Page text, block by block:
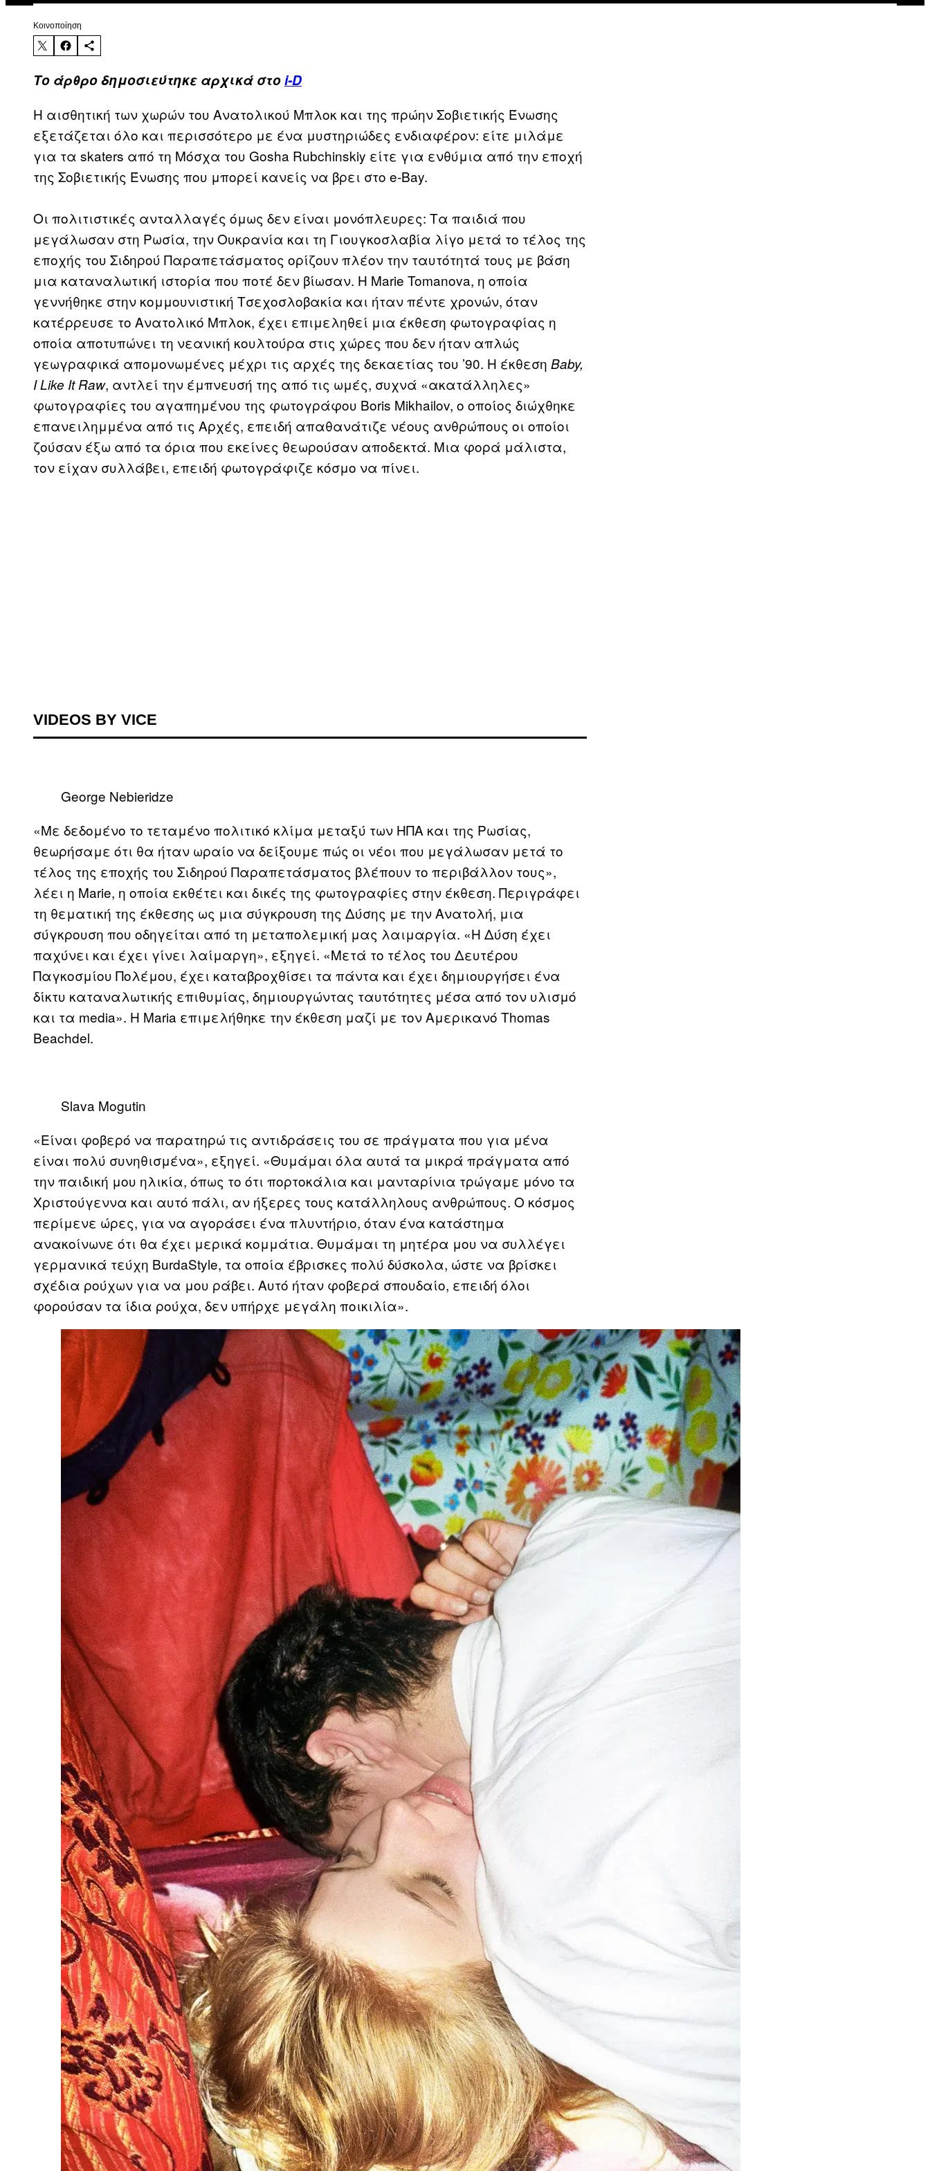
Kοινοποίηση
Το άρθρο δημοσιεύτηκε αρχικά στοi-D
Η αισθητική των χωρών του Ανατολικού Μπλοκ και της πρώην Σοβιετικής Ένωσης
εξετάζεται όλο και περισσότερο με ένα μυστηριώδες ενδιαφέρον: είτε μιλάμε
για τα skaters από τη Μόσχα του Gosha Rubchinskiy είτε για ενθύμια από την εποχή
της Σοβιετικής Ένωσης που μπορεί κανείς να βρει στο e-Bay.
Οι πολιτιστικές ανταλλαγές όμως δεν είναι μονόπλευρες: Τα παιδιά που
μεγάλωσαν στη Ρωσία, την Ουκρανία και τη Γιουγκοσλαβία λίγο μετά το τέλος της
εποχής του Σιδηρού Παραπετάσματος ορίζουν πλέον την ταυτότητά τους με βάση
μια καταναλωτική ιστορία που ποτέ δεν βίωσαν. Η Marie Tomanova, η οποία
γεννήθηκε στην κομμουνιστική Τσεχοσλοβακία και ήταν πέντε χρονών, όταν
κατέρρευσε το Ανατολικό Μπλοκ, έχει επιμεληθεί μια έκθεση φωτογραφίας η
οποία αποτυπώνει τη νεανική κουλτούρα στις χώρες που δεν ήταν απλώς
γεωγραφικά απομονωμένες μέχρι τις αρχές της δεκαετίας του ’90. Η έκθεση Baby,
I Like It Raw, αντλεί την έμπνευσή της από τις ωμές, συχνά «ακατάλληλες»
φωτογραφίες του αγαπημένου της φωτογράφου Boris Mikhailov, ο οποίος διώχθηκε
επανειλημμένα από τις Αρχές, επειδή απαθανάτιζε νέους ανθρώπους οι οποίοι
ζούσαν έξω από τα όρια που εκείνες θεωρούσαν αποδεκτά. Μια φορά μάλιστα,
τον είχαν συλλάβει, επειδή φωτογράφιζε κόσμο να πίνει.
VIDEOS BY VICE
George Nebieridze
«Με δεδομένο το τεταμένο πολιτικό κλίμα μεταξύ των ΗΠΑ και της Ρωσίας,
θεωρήσαμε ότι θα ήταν ωραίο να δείξουμε πώς οι νέοι που μεγάλωσαν μετά το
τέλος της εποχής του Σιδηρού Παραπετάσματος βλέπουν το περιβάλλον τους»,
λέει η Marie, η οποία εκθέτει και δικές της φωτογραφίες στην έκθεση. Περιγράφει
τη θεματική της έκθεσης ως μια σύγκρουση της Δύσης με την Ανατολή, μια
σύγκρουση που οδηγείται από τη μεταπολεμική μας λαιμαργία. «Η Δύση έχει
παχύνει και έχει γίνει λαίμαργη», εξηγεί. «Μετά το τέλος του Δευτέρου
Παγκοσμίου Πολέμου, έχει καταβροχθίσει τα πάντα και έχει δημιουργήσει ένα
δίκτυ καταναλωτικής επιθυμίας, δημιουργώντας ταυτότητες μέσα από τον υλισμό
και τα media». Η Maria επιμελήθηκε την έκθεση μαζί με τον Αμερικανό Thomas
Beachdel.
Slava Mogutin
«Είναι φοβερό να παρατηρώ τις αντιδράσεις του σε πράγματα που για μένα
είναι πολύ συνηθισμένα», εξηγεί. «Θυμάμαι όλα αυτά τα μικρά πράγματα από
την παιδική μου ηλικία, όπως το ότι πορτοκάλια και μανταρίνια τρώγαμε μόνο τα
Χριστούγεννα και αυτό πάλι, αν ήξερες τους κατάλληλους ανθρώπους. Ο κόσμος
περίμενε ώρες, για να αγοράσει ένα πλυντήριο, όταν ένα κατάστημα
ανακοίνωνε ότι θα έχει μερικά κομμάτια. Θυμάμαι τη μητέρα μου να συλλέγει
γερμανικά τεύχη BurdaStyle, τα οποία έβρισκες πολύ δύσκολα, ώστε να βρίσκει
σχέδια ρούχων για να μου ράβει. Αυτό ήταν φοβερά σπουδαίο, επειδή όλοι
φορούσαν τα ίδια ρούχα, δεν υπήρχε μεγάλη ποικιλία».